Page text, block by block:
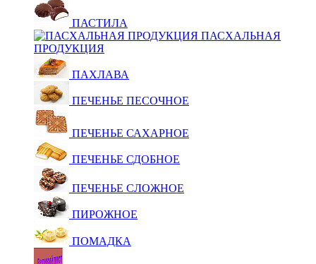
ПАСТИЛА
ПАСХАЛЬНАЯ
ПРОДУКЦИЯ
ПАХЛАВА
ПЕЧЕНЬЕ ПЕСОЧНОЕ
ПЕЧЕНЬЕ САХАРНОЕ
ПЕЧЕНЬЕ СДОБНОЕ
ПЕЧЕНЬЕ СЛОЖНОЕ
ПИРОЖНОЕ
ПОМАДКА